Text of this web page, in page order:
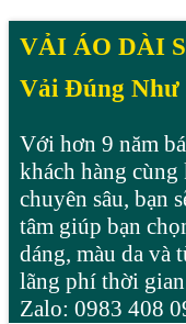
VẢI ÁO DÀI
Vải Đúng
Với hơn 9 năm
khách hàng
chuyên sâu, bạn
tâm giúp bạn
dáng, màu da và
lãng phí thời
Zalo: 0983 408